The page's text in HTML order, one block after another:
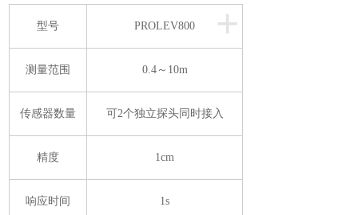
+
型号 PROLEV800
测量范围 0.4～10m
传感器数量 可2个独立探头同时接入
精度 1cm
响应时间 1s